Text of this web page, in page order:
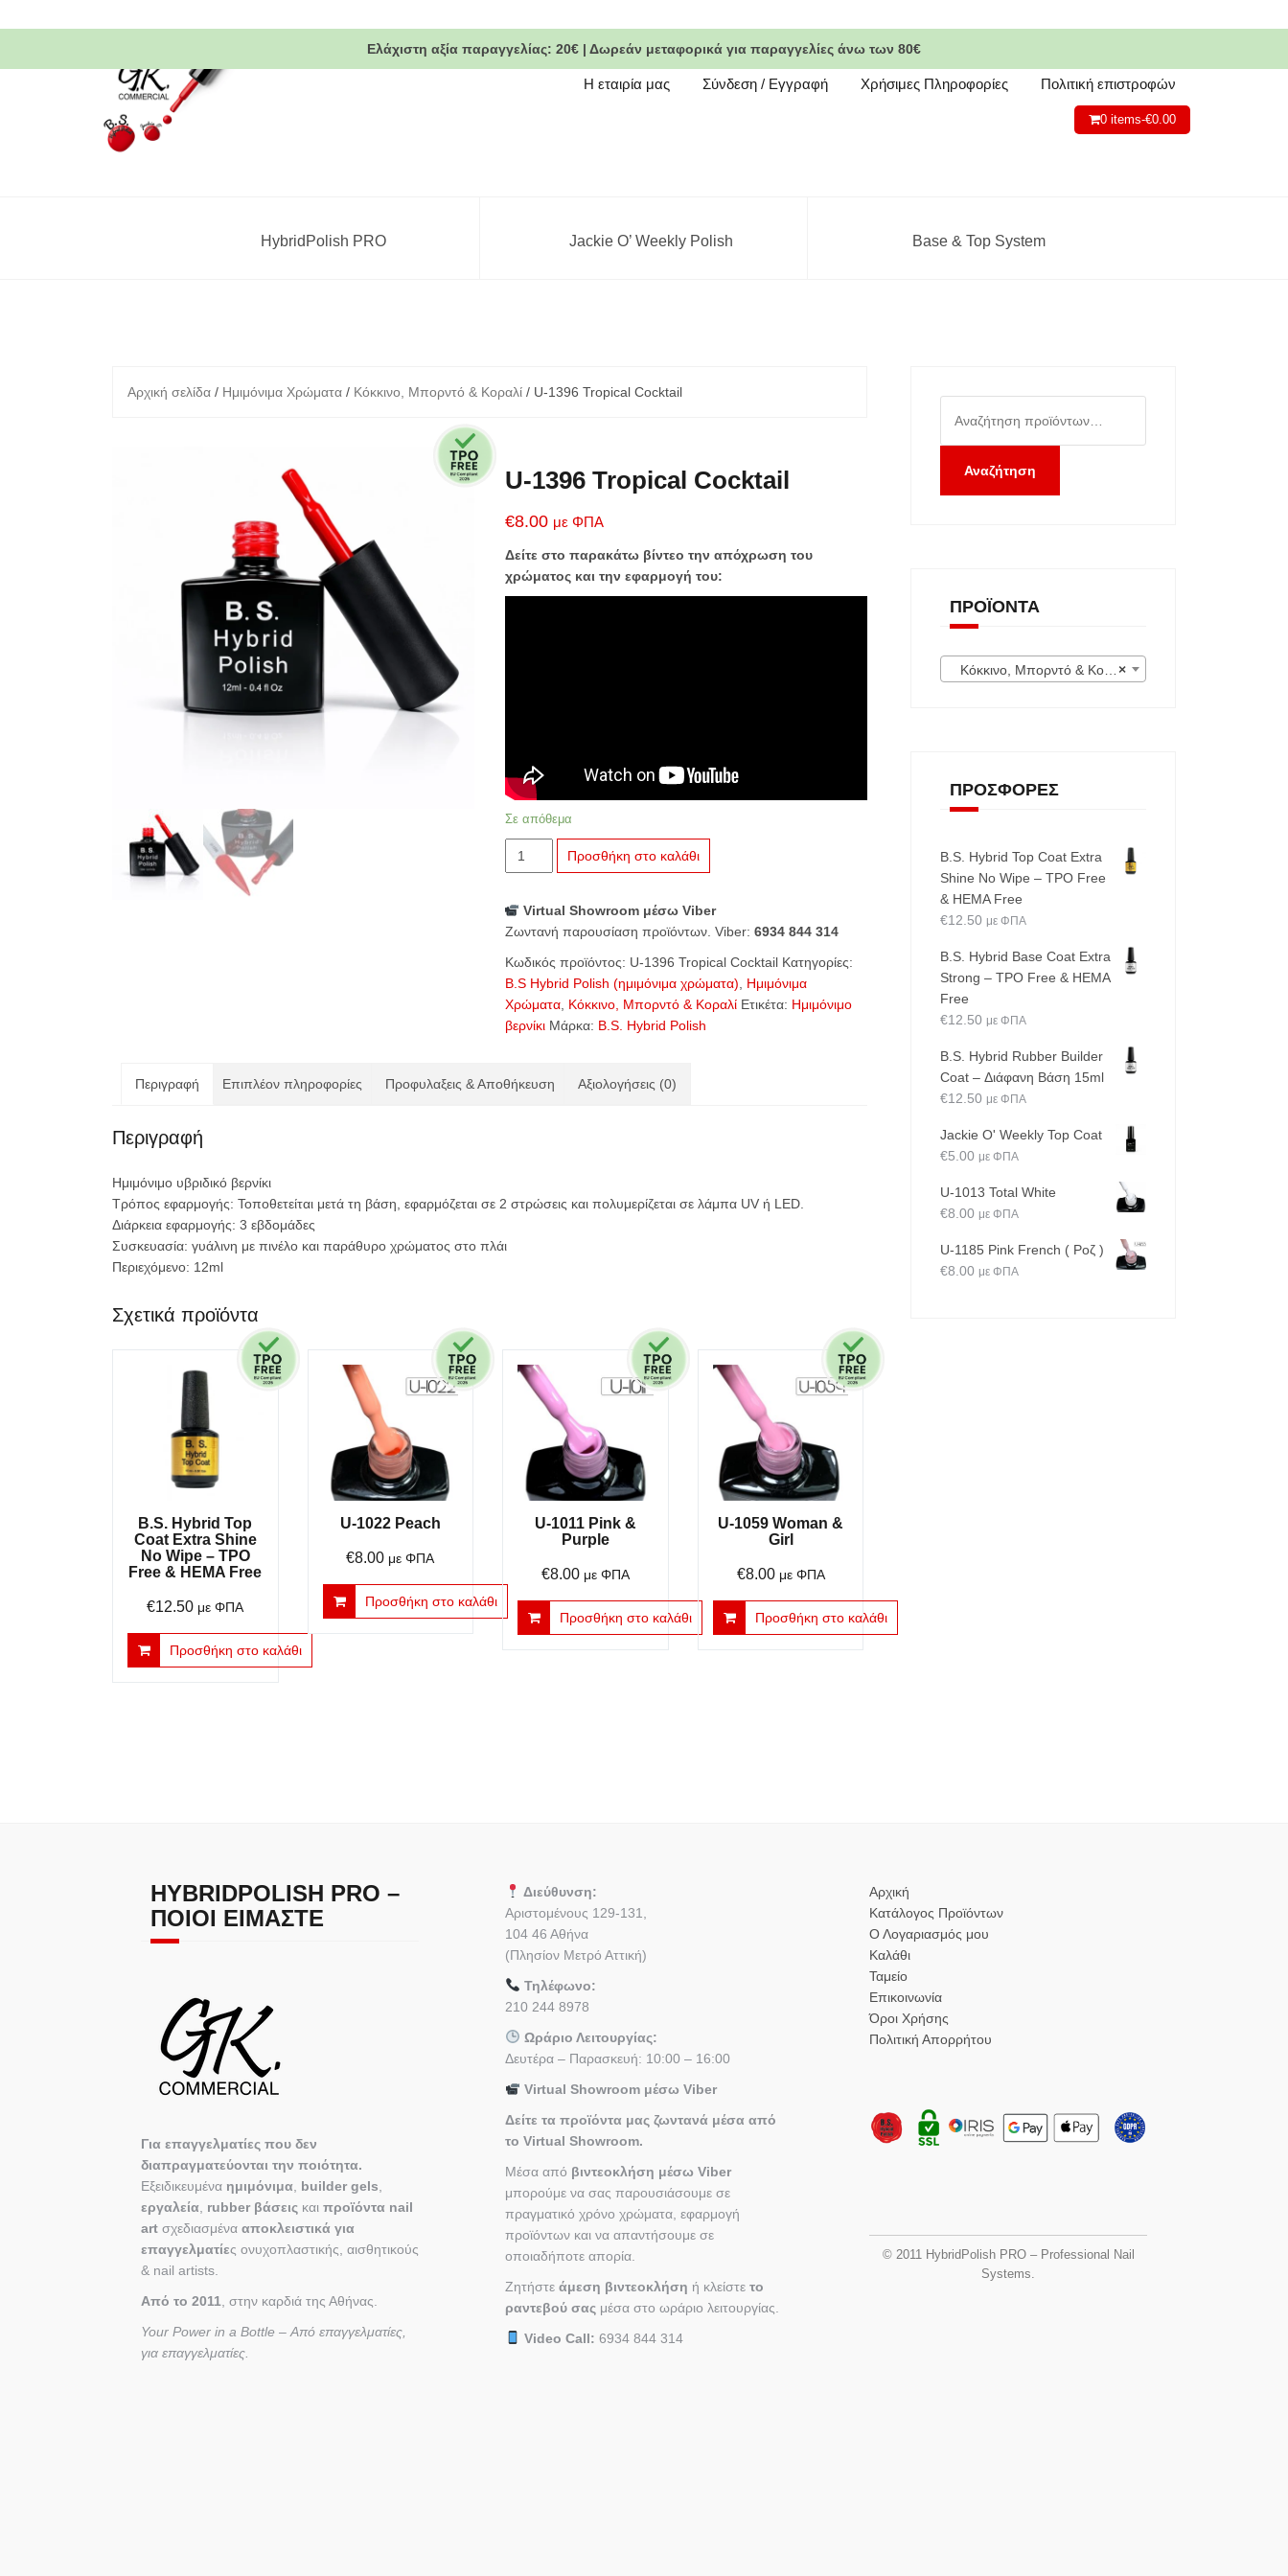
to
Ελάχιστη αξία παραγγελίας: 20€ | Δωρεάν μεταφορικά για παραγγελίες άνω των 80€
Η εταιρία μας Σύνδεση / Εγγραφή Χρήσιμες Πληροφορίες Πολιτική επιστροφών
0 items-€0.00
HybridPolish PRO Jackie O’ Weekly Polish Base & Top System
Αρχική σελίδα / Ημιμόνιμα Χρώματα / Κόκκινο, Μπορντό & Κοραλί / U-1396 Tropical Cocktail
U-1396 Tropical Cocktail
€8.00 με ΦΠΑ
Δείτε στο παρακάτω βίντεο την απόχρωση του
χρώματος και την εφαρμογή του:
Σε απόθεμα
1396
Cocktail
ποσότητα
Προσθήκη στο καλάθι
Virtual Showroom μέσω Viber
Ζωντανή παρουσίαση προϊόντων. Viber: 6934 844 314
Κωδικός προϊόντος: U-1396 Tropical Cocktail Κατηγορίες:
B.S Hybrid Polish (ημιμόνιμα χρώματα)
Ημιμόνιμα
Χρώματα, Κόκκινο, Μπορντό & Κοραλί Ετικέτα: Ημιμόνιμο
βερνίκι Μάρκα: B.S. Hybrid Polish
Περιγραφή Επιπλέον πληροφορίες Προφυλαξεις & Αποθήκευση Αξιολογήσεις (0)
Περιγραφή
Ημιμόνιμο υβριδικό βερνίκι
Τρόπος εφαρμογής: Τοποθετείται μετά τη βάση, εφαρμόζεται σε 2 στρώσεις και πολυμερίζεται σε λάμπα UV ή LED.
Διάρκεια εφαρμογής: 3 εβδομάδες
Συσκευασία: γυάλινη με πινέλο και παράθυρο χρώματος στο πλάι
Περιεχόμενο: 12ml
Σχετικά προϊόντα
B.S. Hybrid Top
Coat Extra Shine
No Wipe – TPO
Free & HEMA Free
€12.50 με ΦΠΑ
Προσθήκη στο καλάθι
U-1022 Peach
€8.00 με ΦΠΑ
Προσθήκη στο καλάθι
U-1011 Pink &
Purple
€8.00 με ΦΠΑ
Προσθήκη στο καλάθι
U-1059 Woman &
Girl
€8.00 με ΦΠΑ
Προσθήκη στο καλάθι
για:
Αναζήτηση
ΠΡΟΪΌΝΤΑ
×
Κόκκινο, Μπορντό & Κοραλί (54)
ΠΡΟΣΦΟΡΈΣ
B.S. Hybrid Top Coat Extra
Shine No Wipe – TPO Free
& HEMA Free
€12.50 με ΦΠΑ
B.S. Hybrid Base Coat Extra
Strong – TPO Free & HEMA
Free
€12.50 με ΦΠΑ
B.S. Hybrid Rubber Builder
Coat – Διάφανη Βάση 15ml
€12.50 με ΦΠΑ
Jackie O' Weekly Top Coat
€5.00 με ΦΠΑ
U-1013 Total White
€8.00 με ΦΠΑ
U-1185 Pink French ( Ροζ )
€8.00 με ΦΠΑ
HYBRIDPOLISH PRO –
ΠΟΙΟΙ ΕΊΜΑΣΤΕ
Για επαγγελματίες που δεν
διαπραγματεύονται την ποιότητα.
Εξειδικευμένα ημιμόνιμα builder gels
εργαλεία rubber βάσεις και προϊόντα nail
art σχεδιασμένα αποκλειστικά για
επαγγελματίες ονυχοπλαστικής, αισθητικούς
& nail artists.
Από το 2011 , στην καρδιά της Αθήνας.
Your Power in a Bottle – Από επαγγελματίες,
για επαγγελματίες.
Διεύθυνση:
Αριστομένους 129-131,
104 46 Αθήνα
(Πλησίον Μετρό Αττική)
Τηλέφωνο:
210 244 8978
Ωράριο Λειτουργίας:
Δευτέρα – Παρασκευή: 10:00 – 16:00
Virtual Showroom μέσω Viber
Δείτε τα προϊόντα μας ζωντανά μέσα από
το Virtual Showroom.
Μέσα από βιντεοκλήση μέσω Viber
μπορούμε να σας παρουσιάσουμε σε
πραγματικό χρόνο χρώματα, εφαρμογή
προϊόντων και να απαντήσουμε σε
οποιαδήποτε απορία.
Ζητήστε άμεση βιντεοκλήση ή κλείστε το
ραντεβού σας μέσα στο ωράριο λειτουργίας.
Video Call: 6934 844 314
Αρχική
Κατάλογος Προϊόντων
Ο Λογαριασμός μου
Καλάθι
Ταμείο
Επικοινωνία
Όροι Χρήσης
Πολιτική Απορρήτου
© 2011 HybridPolish PRO – Professional Nail
Systems.